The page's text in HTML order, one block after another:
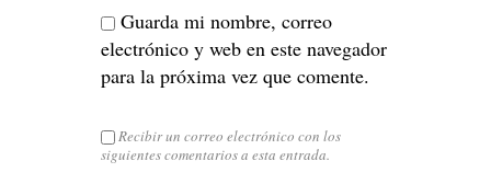
Guarda mi nombre, correo
electrónico y web en este navegador
para la próxima vez que comente.
Recibir un correo electrónico con los
siguientes comentarios a esta entrada.